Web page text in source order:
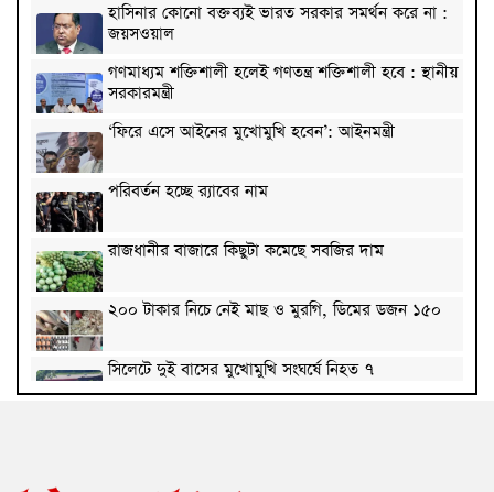
হাসিনার কোনো বক্তব্যই ভারত সরকার সমর্থন করে না :
জয়সওয়াল
গণমাধ্যম শক্তিশালী হলেই গণতন্ত্র শক্তিশালী হবে : স্থানীয়
সরকারমন্ত্রী
‘ফিরে এসে আইনের মুখোমুখি হবেন’: আইনমন্ত্রী
পরিবর্তন হচ্ছে র‌্যাবের নাম
রাজধানীর বাজারে কিছুটা কমেছে সবজির দাম
২০০ টাকার নিচে নেই মাছ ও মুরগি, ডিমের ডজন ১৫০
সিলেটে দুই বাসের মুখোমুখি সংঘর্ষে নিহত ৭